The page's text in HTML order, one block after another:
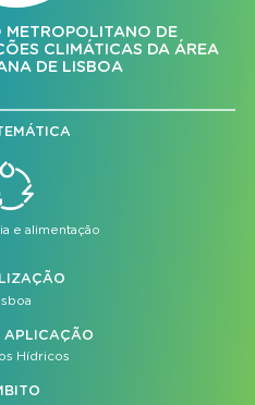
DE
CLIMÁTICAS DA ÁREA
DE LISBOA
e alimentação
APLICAÇÃO
Hídricos